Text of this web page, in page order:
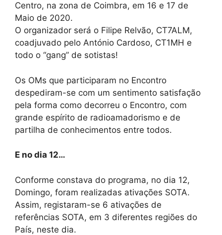
Centro, na zona de Coimbra, em 16 e 17 de
Maio de 2020.
O organizador será o Filipe Relvão, CT7ALM,
coadjuvado pelo António Cardoso, CT1MH e
todo o “gang” de sotistas!
Os OMs que participaram no Encontro
despediram-se com um sentimento satisfação
pela forma como decorreu o Encontro, com
grande espírito de radioamadorismo e de
partilha de conhecimentos entre todos.
E no dia 12…
Conforme constava do programa, no dia 12,
Domingo, foram realizadas ativações SOTA.
Assim, registaram-se 6 ativações de
referências SOTA, em 3 diferentes regiões do
País, neste dia.